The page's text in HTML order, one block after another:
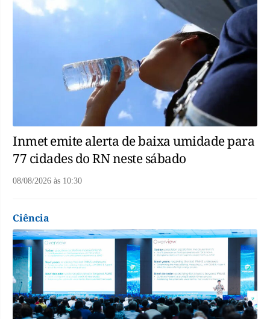
Inmet emite alerta de baixa umidade para
77 cidades do RN neste sábado
08/08/2026 às 10:30
Ciência